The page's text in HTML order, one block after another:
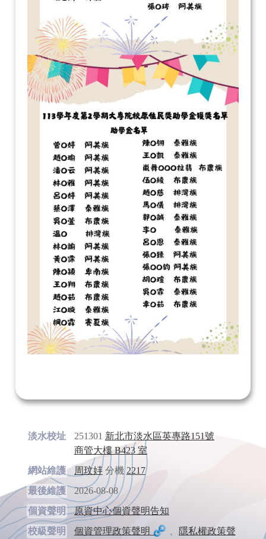
淡水校址 251301 新北市淡水區英專路151號
商管大樓 B423 室
網站維護
周玟妦分機2217
最後維護
2026-08-08
個資聲明
原資中心個資聲明告知
校級聲明
個資管理政策聲明
隱私權政策聲